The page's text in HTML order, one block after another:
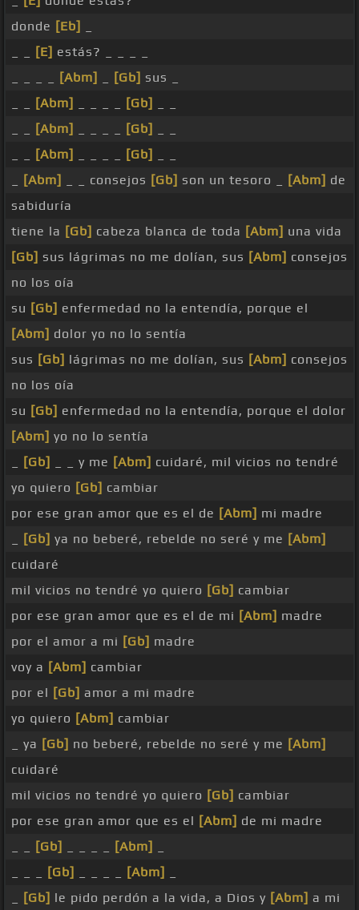
donde [Eb]
[E] estás? _ _ _ _
[Abm] [Gb] sus _
[Abm] [Gb]
[Abm] [Gb]
[Abm] [Gb]
[Abm] _ _ consejos [Gb] son un tesoro _ [Abm] de
sabiduría
tiene la [Gb] cabeza blanca de toda [Abm] una vida
[Gb] sus lágrimas no me dolían, sus [Abm] consejos
no los oía
su [Gb] enfermedad no la entendía, porque el
[Abm] dolor yo no lo sentía
sus [Gb] lágrimas no me dolían, sus [Abm] consejos
no los oía
su [Gb] enfermedad no la entendía, porque el dolor
[Abm] yo no lo sentía
[Gb] _ _ y me [Abm] cuidaré, mil vicios no tendré
yo quiero [Gb] cambiar
por ese gran amor que es el de [Abm] mi madre
[Gb] ya no beberé, rebelde no seré y me [Abm]
cuidaré
mil vicios no tendré yo quiero [Gb] cambiar
por ese gran amor que es el de mi [Abm] madre
por el amor a mi [Gb] madre
voy a [Abm] cambiar
por el [Gb] amor a mi madre
yo quiero [Abm] cambiar
_ ya [Gb] no beberé, rebelde no seré y me [Abm]
cuidaré
mil vicios no tendré yo quiero [Gb] cambiar
por ese gran amor que es el [Abm] de mi madre
[Gb] [Abm]
[Gb] [Abm]
[Gb] le pido perdón a la vida, a Dios y [Abm] a mi